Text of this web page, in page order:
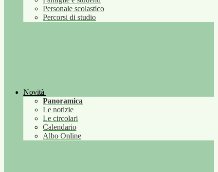
Personale scolastico
Percorsi di studio
Novità
Panoramica
Le notizie
Le circolari
Calendario
Albo Online